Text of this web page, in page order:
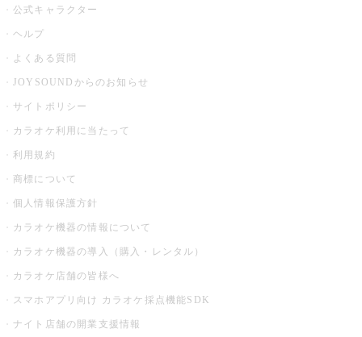
公式キャラクター
ヘルプ
よくある質問
JOYSOUNDからのお知らせ
サイトポリシー
カラオケ利用に当たって
利用規約
商標について
個人情報保護方針
カラオケ機器の情報について
カラオケ機器の導入（購入・レンタル）
カラオケ店舗の皆様へ
スマホアプリ向け カラオケ採点機能SDK
ナイト店舗の開業支援情報